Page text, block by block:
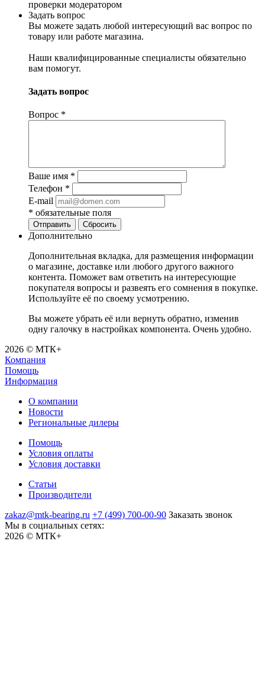
проверки модератором
Задать вопрос
Вы можете задать любой интересующий вас вопрос по
товару или работе магазина.
Наши квалифицированные специалисты обязательно
вам помогут.
Задать вопрос
Вопрос *
Ваше имя *
Телефон *
E-mail
* обязательные поля
Отправить Сбросить
Дополнительно
Дополнительная вкладка, для размещения информации
о магазине, доставке или любого другого важного
контента. Поможет вам ответить на интересующие
покупателя вопросы и развеять его сомнения в покупке.
Используйте её по своему усмотрению.
Вы можете убрать её или вернуть обратно, изменив
одну галочку в настройках компонента. Очень удобно.
2026 © МТК+
Компания
Помощь
Информация
О компании
Новости
Региональные дилеры
Помощь
Условия оплаты
Условия доставки
Статьи
Производители
zakaz@mtk-bearing.ru +7 (499) 700-00-90 Заказать звонок
Мы в социальных сетях:
2026 © МТК+